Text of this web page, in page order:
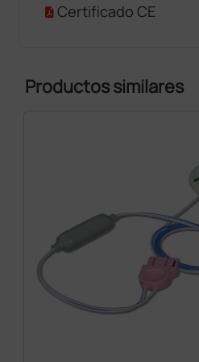
Certificado CE
Productos similares